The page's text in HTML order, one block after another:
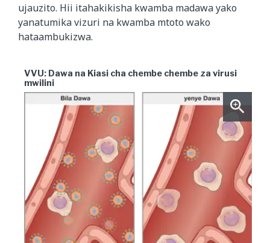
ujauzito. Hii itahakikisha kwamba madawa yako
yanatumika vizuri na kwamba mtoto wako
hataambukizwa.
VVU: Dawa na Kiasi cha chembe chembe za virusi
mwilini